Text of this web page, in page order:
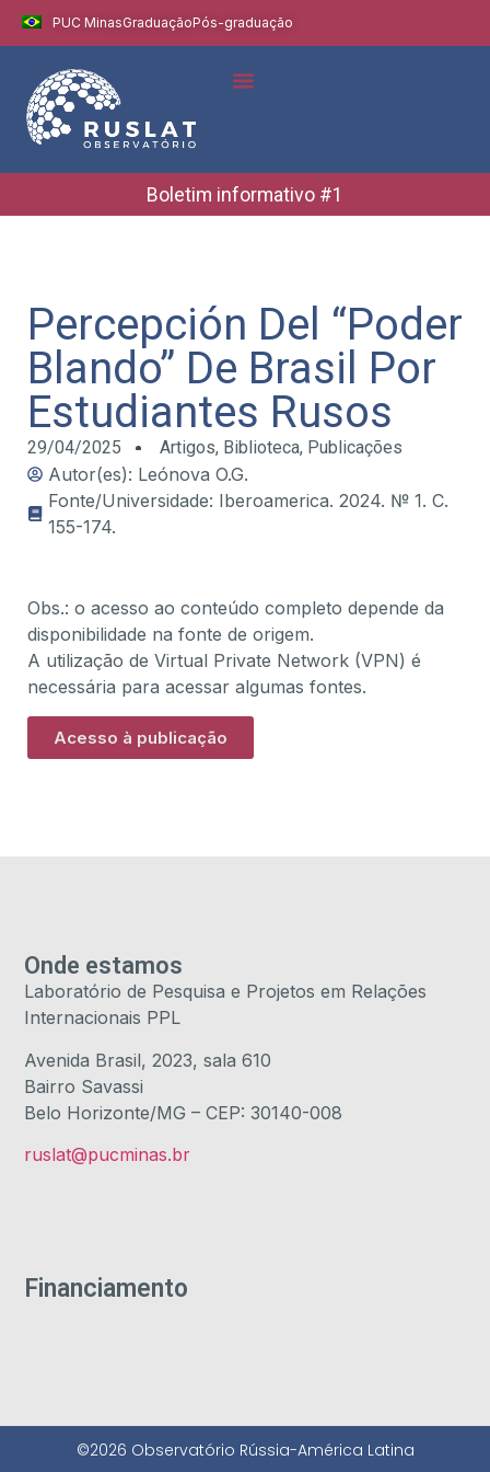
PUC MinasGraduaçãoPós-graduação
Boletim informativo #1
Percepción Del “Poder
Blando” De Brasil Por
Estudiantes Rusos
29/04/2025 Artigos, Biblioteca, Publicações
Autor(es): Leónova O.G.
Fonte/Universidade: Iberoamerica. 2024. № 1. С.
155-174.
Obs.: o acesso ao conteúdo completo depende da
disponibilidade na fonte de origem.
A utilização de Virtual Private Network (VPN) é
necessária para acessar algumas fontes.
Acesso à publicação
Financiamento
Onde estamos
Laboratório de Pesquisa e Projetos em Relações
Internacionais PPL
Avenida Brasil, 2023, sala 610
Bairro Savassi
Belo Horizonte/MG – CEP: 30140-008
ruslat@pucminas.br
©2026 Observatório Rússia-América Latina